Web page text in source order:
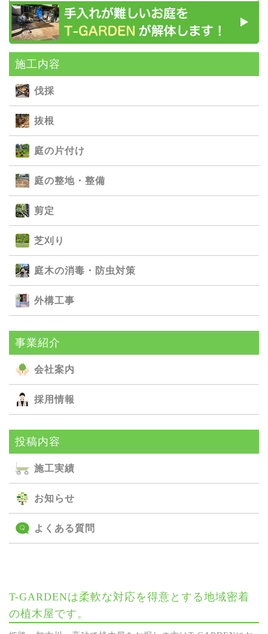
施⼯内容
伐採
抜根
庭の⽚付け
庭の整地・整備
剪定
芝刈り
庭⽊の消毒・防⾍対策
外構⼯事
事業紹介
会社案内
採用情報
投稿内容
施⼯実績
お知らせ
よくある質問
T-GARDENは柔軟な対応を得意とする地域密着
の植木屋です。